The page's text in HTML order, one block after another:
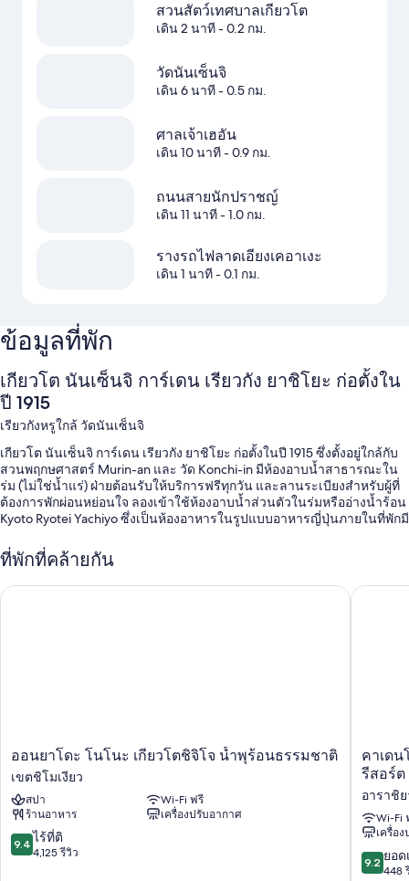
สวนสัตว์เทศบาลเกียวโต
เดิน 2 นาที- 0.2 กม.
วัดนันเซ็นจิ
เดิน 6 นาที- 0.5 กม.
ศาลเจ้าเฮอัน
เดิน 10 นาที- 0.9 กม.
ถนนสายนักปราชญ์
เดิน 11 นาที- 1.0 กม.
รางรถไฟลาดเอียงเคอาเงะ
เดิน 1 นาที- 0.1 กม.
ข้อมูลที่พัก
เกียวโต นันเซ็นจิ การ์เดน เรียวกัง ยาชิโยะ ก่อตั้งใน
ปี 1915
เรียวกังหรูใกล้ วัดนันเซ็นจิ
เกียวโต นันเซ็นจิ การ์เดน เรียวกัง ยาชิโยะ ก่อตั้งในปี 1915 ซึ่งตั้งอยู่ใกล้กับ
สวนพฤกษศาสตร์ Murin-an และ วัด Konchi-in มีห้องอาบน้ำสาธารณะใน
ร่ม (ไม่ใช่น้ำแร่) ฝ่ายต้อนรับให้บริการฟรีทุกวัน และลานระเบียงสำหรับผู้ที่
ต้องการพักผ่อนหย่อนใจ ลองเข้าใช้ห้องอาบน้ำส่วนตัวในร่มหรืออ่างน้ำร้อน
Kyoto Ryotei Yachiyo ซึ่งเป็นห้องอาหารในรูปแบบอาหารญี่ปุ่นภายในที่พักมี
แจ้งให้บริการไม่พลาดการเชื่อมต่อด้วย อินเทอร์เน็ตแบบเชื่อมต่อสายฟรี
และผู้เข้าพักยังจะได้พบกับสิ่งอำนวยความสะดวกต่างๆ เช่น ร้านกาแฟ/
คาเฟ่และสวนญี่ปุ่น
สิ่งอำนวยความสะดวกในห้องพัก
ห้องพักทั้งหมดที่ เกียวโต นันเซ็นจิ การ์เดน เรียวกัง ยาชิโยะ ก่อตั้งในปี 1915
ขึ้นชื่อเรื่องความสะดวกสบาย เช่น อ่างน้ำร้อนในร่ม และเครื่องนอนระดับ
พรีเมียม พร้อมด้วยสิทธิพิเศษอย่าง เครื่องปรับอากาศ และบริเวณรับประทาน
อาหารแยกเป็นสัดส่วน
ที่พักที่คล้ายกัน
ออ
ยา
โดะ
โน
โนะ
เกีย
ออนยาโดะ โนโนะ เกียวโตชิจิโจ น้ำพุร้อนธรรมชาติ
เขตชิโมเงียว
สปา
Wi-Fi ฟรี
ร้านอาหาร
เครื่องปรับอากาศ
9.4
จาก
9.4 ไร้ที่ติ
4,125 รีวิว
ออนยาโดะ โนโนะ เกียวโตชิจิโจ น้ำพุร้อนธรรมชาติ
คา
เดน
อา
ราชิ
ยามะ
ออ
น
คาเดน
รีสอร์ต
อาราชิ
Wi-Fi
เครื่อ
9.2
จาก
9.2 ยอด
448
คาเดนโ